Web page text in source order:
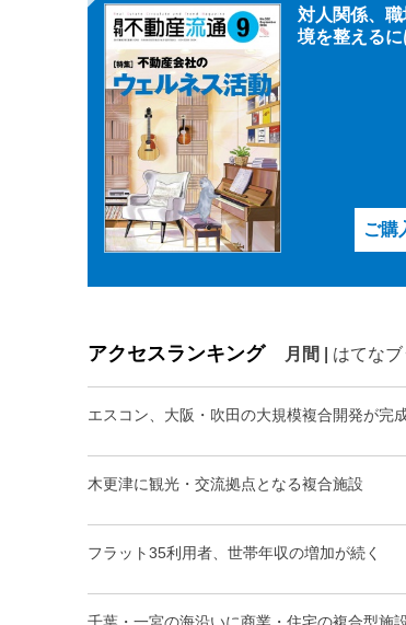
対人関係、
境を整えるに
ご購
アクセスランキング 月間 はてな
エスコン、大阪・吹田の大規模複合開発が完
木更津に観光・交流拠点となる複合施設
フラット35利用者、世帯年収の増加が続く